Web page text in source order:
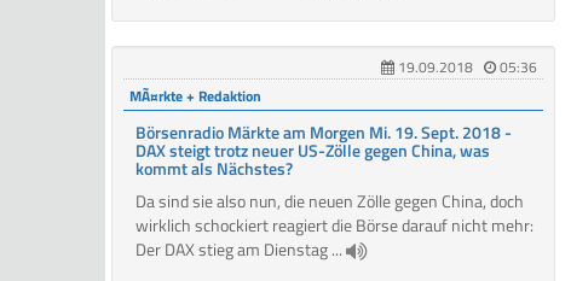
19.09.2018
05:36
MÃ¤rkte + Redaktion
Börsenradio Märkte am Morgen Mi. 19. Sept. 2018 -
DAX steigt trotz neuer US-Zölle gegen China, was
kommt als Nächstes?
Da sind sie also nun, die neuen Zölle gegen China, doch
wirklich schockiert reagiert die Börse darauf nicht mehr:
Der DAX stieg am Dienstag ...